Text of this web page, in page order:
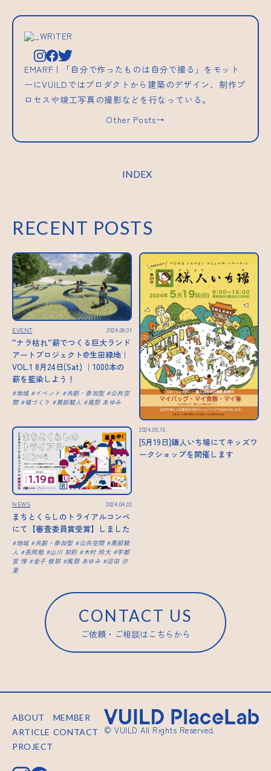
_WRITER
EMARF | 「自分で作ったものは自分で撮る」をモット
ーにVUILDではプロダクトから建築のデザイン、制作プ
ロセスや竣工写真の撮影などを行なっている。
Other Posts→
INDEX
RECENT POSTS
EVENT 2024.08.01
”ナラ枯れ”薪でつくる巨大ランド
アートプロジェクト@生田緑地｜
VOL.1 8月24日(Sat) ｜1000本の
薪を藍染しよう！
地域 イベント 共創・参加型
公共空
間
場づくり 黒部駿人 風祭 あゆみ
2024.05.16
[5月19日]鎌人いち場にてキッズワ
ークショップを開催します
NEWS 2024.04.02
まちとくらしのトライアルコンペ
にて【審査委員賞受賞】しました
地域 共創・参加型 公共空間
黒部駿
人
長岡勉 山川 知則 木村 玲大
宇都
宮 惇
金子 俊耶 風祭 あゆみ
沼田 汐
里
CONTACT US
ご依頼・ご相談はこちらから
ABOUT
ARTICLE
PROJECT
MEMBER
CONTACT
© VUILD All Rights Reserved.